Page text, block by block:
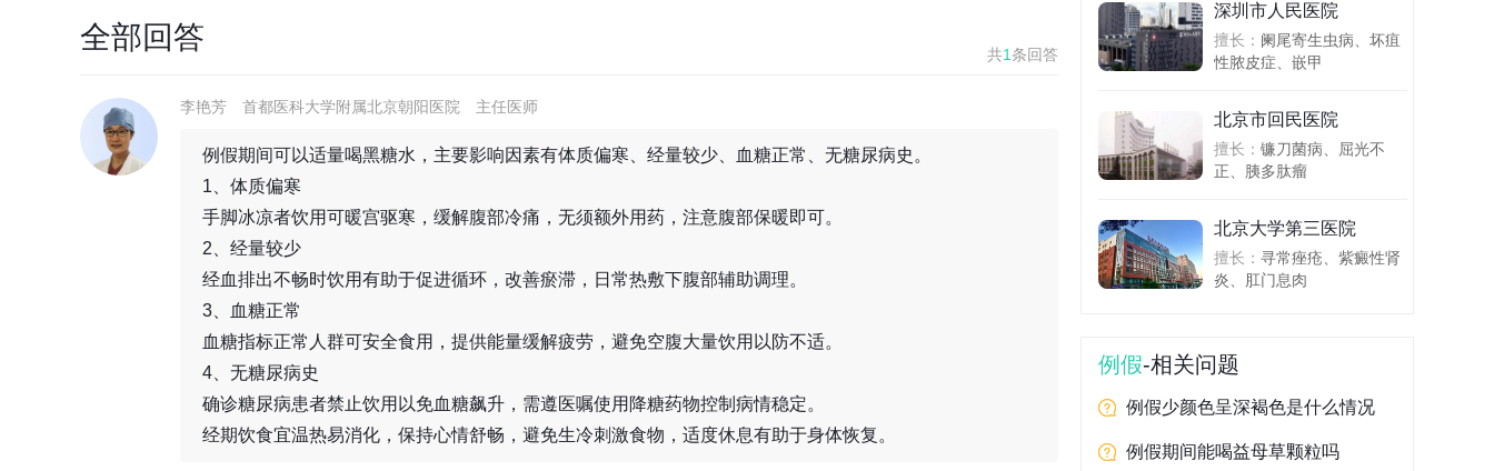
全部回答 共1 条回答
李艳芳 首都医科大学附属北京朝阳医院 主任医师
例假期间可以适量喝黑糖水，主要影响因素有体质偏寒、经量较少、血糖正常、无糖尿病史。
1、体质偏寒
手脚冰凉者饮用可暖宫驱寒，缓解腹部冷痛，无须额外用药，注意腹部保暖即可。
2、经量较少
经血排出不畅时饮用有助于促进循环，改善瘀滞，日常热敷下腹部辅助调理。
3、血糖正常
血糖指标正常人群可安全食用，提供能量缓解疲劳，避免空腹大量饮用以防不适。
4、无糖尿病史
确诊糖尿病患者禁止饮用以免血糖飙升，需遵医嘱使用降糖药物控制病情稳定。
经期饮食宜温热易消化，保持心情舒畅，避免生冷刺激食物，适度休息有助于身体恢复。
深圳市人民医院
擅长： 阑尾寄生虫病、坏疽
性脓皮症、嵌甲
北京市回民医院
擅长： 镰刀菌病、屈光不
正、胰多肽瘤
北京大学第三医院
擅长： 寻常痤疮、紫癜性肾
炎、肛门息肉
例假-相关问题
例假少颜色呈深褐色是什么情况
例假期间能喝益母草颗粒吗